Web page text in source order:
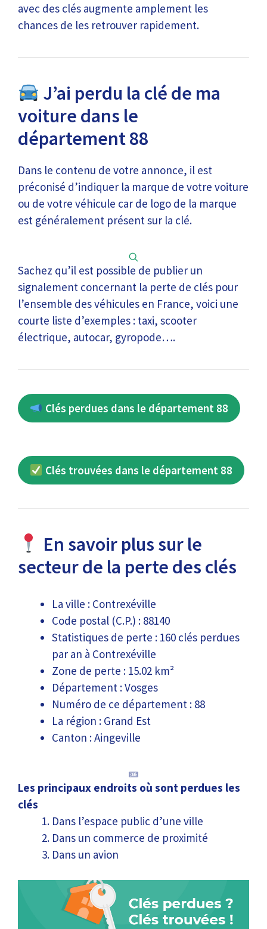
avec des clés augmente amplement les
chances de les retrouver rapidement.
J’ai perdu la clé de ma
voiture dans le
département 88
Dans le contenu de votre annonce, il est
préconisé d’indiquer la marque de votre voiture
ou de votre véhicule car de logo de la marque
est généralement présent sur la clé.
Sachez qu’il est possible de publier un
signalement concernant la perte de clés pour
l’ensemble des véhicules en France, voici une
courte liste d’exemples : taxi, scooter
électrique, autocar, gyropode….
Clés perdues dans le département 88
Clés trouvées dans le département 88
En savoir plus sur le
secteur de la perte des clés
La ville : Contrexéville
Code postal (C.P.) : 88140
Statistiques de perte : 160 clés perdues
par an à Contrexéville
Zone de perte : 15.02 km²
Département : Vosges
Numéro de ce département : 88
La région : Grand Est
Canton : Aingeville
Les principaux endroits où sont perdues les
clés
Dans l’espace public d’une ville
Dans un commerce de proximité
Dans un avion